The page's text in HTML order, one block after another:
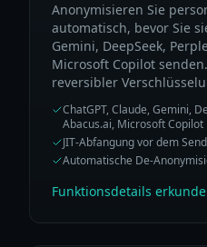
Anonymisieren Sie
automatisch, bevor Sie
Gemini, DeepSeek,
Microsoft Copilot
reversibler
ChatGPT, Claude, Gemini,
Abacus.ai, Microsoft Copilot
JIT-Abfangung vor dem
Automatische De-
Funktionsdetails